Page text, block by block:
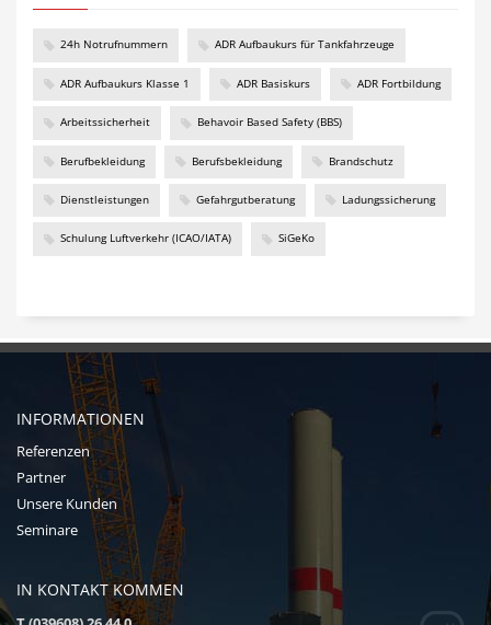
24h Notrufnummern ADR Aufbaukurs für Tankfahrzeuge
ADR Aufbaukurs Klasse 1 ADR Basiskurs ADR Fortbildung
Arbeitssicherheit Behavoir Based Safety (BBS)
Berufbekleidung Berufsbekleidung Brandschutz
Dienstleistungen Gefahrgutberatung Ladungssicherung
Schulung Luftverkehr (ICAO/IATA) SiGeKo
INFORMATIONEN
Referenzen
Partner
Unsere Kunden
Seminare
IN KONTAKT KOMMEN